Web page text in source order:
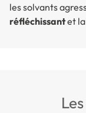
les solvants
réfléchissantet